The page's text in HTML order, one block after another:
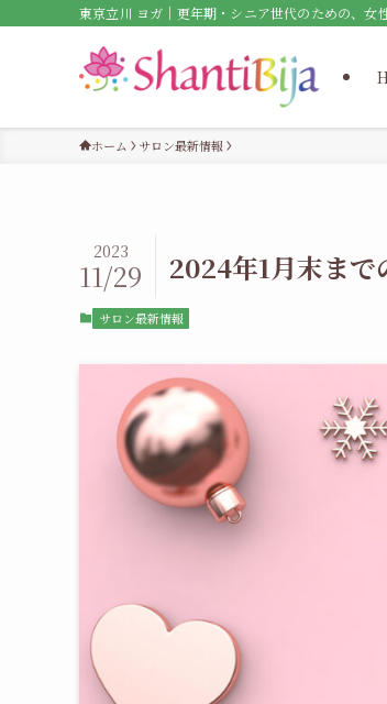
東京立川 ヨガ｜更年期・シニア世代のための、
ホーム サロン最新情報
2024年1月末まで
2023
11/29
サロン最新情報